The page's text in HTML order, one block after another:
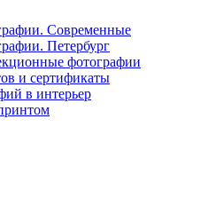
Современные
Петербург
фотографии
и сертификаты
в интерьер